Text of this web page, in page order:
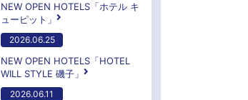
NEW OPEN HOTELS「ホテル キ
ューピット」
2026.06.25
NEW OPEN HOTELS「HOTEL
WILL STYLE 磯子」
2026.06.11